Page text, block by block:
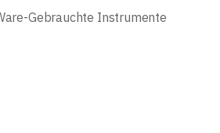
Gebrauchte Instrumente